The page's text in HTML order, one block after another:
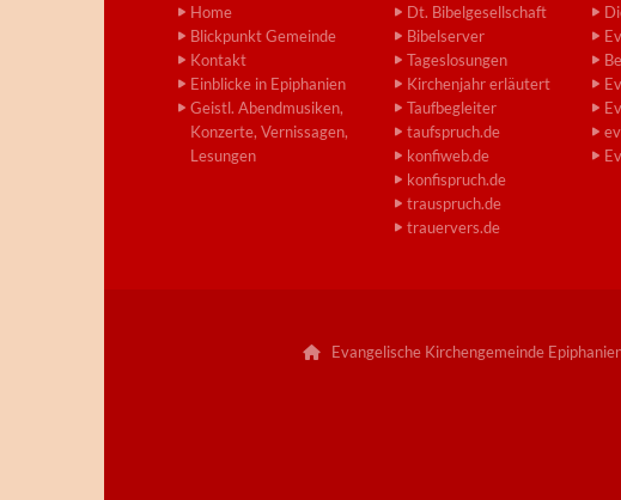
Home
Blickpunkt Gemeinde
Kontakt
Einblicke in Epiphanien
Geistl. Abendmusiken,
Konzerte, Vernissagen,
Lesungen
Dt. Bibelgesellschaft
Bibelserver
Tageslosungen
Kirchenjahr erläutert
Taufbegleiter
taufspruch.de
konfiweb.de
konfispruch.de
trauspruch.de
trauervers.de
Evangelische Kirchengemeinde